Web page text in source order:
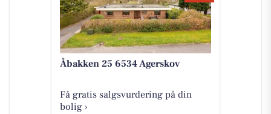
Åbakken 25 6534 Agerskov
Få gratis salgsvurdering på din
bolig ›